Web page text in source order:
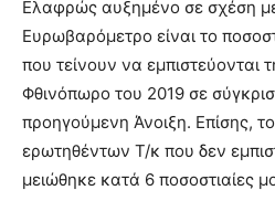
Ελαφρώς αυξημένο σε σχέση
Ευρωβαρόμετρο είναι το
που τείνουν να εμπιστεύονται
Φθινόπωρο του 2019 σε
προηγούμενη Άνοιξη. Επίσης,
ερωτηθέντων Τ/κ που δεν
μειώθηκε κατά 6 ποσοστιαίες